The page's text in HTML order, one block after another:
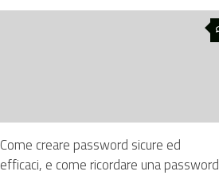
Come creare password sicure ed
efficaci, e come ricordare una password